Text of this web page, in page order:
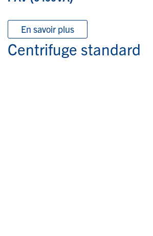
En savoir plus
Centrifuge standard